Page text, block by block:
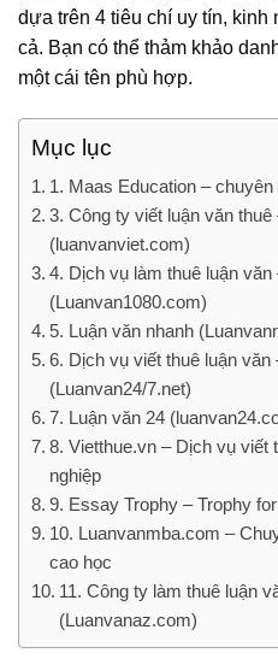
dựa trên 4 tiêu chí uy tín,
cả. Bạn có thể thảm khảo
một cái tên phù hợp.
Mục lục
1. Maas Education –
3. Công ty viết luận văn thuê
(luanvanviet.com)
4. Dịch vụ làm thuê luận văn
(Luanvan1080.com)
5. Luận văn nhanh
6. Dịch vụ viết thuê luận văn
(Luanvan24/7.net)
7. Luận văn 24
8. Vietthue.vn – Dịch vụ viết
nghiệp
9. Essay Trophy – Trophy
10. Luanvanmba.com –
cao học
11. Công ty làm thuê luận
(Luanvanaz.com)